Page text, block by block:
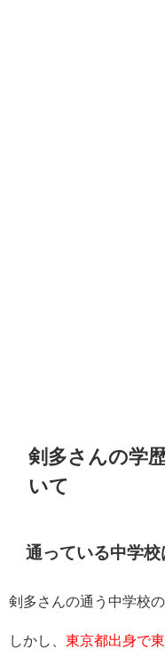
剣多さんの学
いて
通っている中学
剣多さんの通う中学校
しかし、 東京都出身で